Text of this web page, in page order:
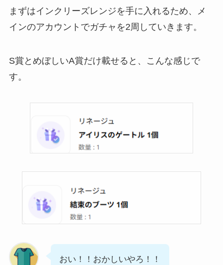
まずはインクリーズレンジを手に入れるため、メ
インのアカウントでガチャを2周していきます。
S賞とめぼしいA賞だけ載せると、こんな感じで
す。
おい！！おかしいやろ！！